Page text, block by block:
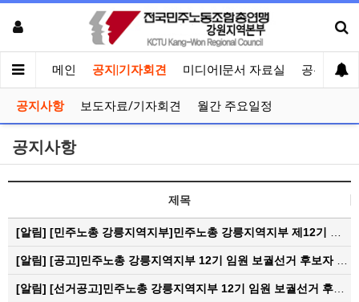
메인 공지|기자회견 미디어|문서 자료실 공유게시
공지사항 보도자료/기자회견 월간 주요일정
공지사항
제목
[알림] [민주노총 강릉지역지부]민주노총 강릉지역지부 제12기 임원 보궐선거결과 공고
[알림] [공고]민주노총 강릉지역지부 12기 임원 보궐선거 후보자 확정 공고
[알림] [선거공고]민주노총 강릉지역지부 12기 임원 보궐선거 후보 등록 기간 연장 공고